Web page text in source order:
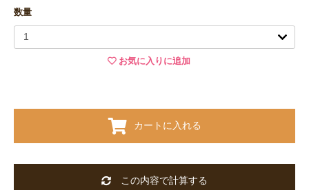
数量
お気に入りに追加
カートに入れる
この内容で計算する